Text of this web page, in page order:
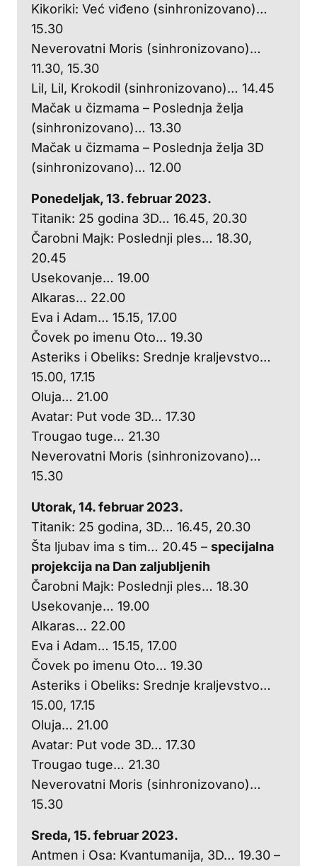
Kikoriki: Već viđeno (sinhronizovano)…
15.30
Neverovatni Moris (sinhronizovano)…
11.30, 15.30
Lil, Lil, Krokodil (sinhronizovano)… 14.45
Mačak u čizmama – Poslednja želja
(sinhronizovano)… 13.30
Mačak u čizmama – Poslednja želja 3D
(sinhronizovano)… 12.00
Ponedeljak, 13. februar 2023.
Titanik: 25 godina 3D… 16.45, 20.30
Čarobni Majk: Poslednji ples… 18.30,
20.45
Usekovanje… 19.00
Alkaras… 22.00
Eva i Adam… 15.15, 17.00
Čovek po imenu Oto… 19.30
Asteriks i Obeliks: Srednje kraljevstvo…
15.00, 17.15
Oluja… 21.00
Avatar: Put vode 3D… 17.30
Trougao tuge… 21.30
Neverovatni Moris (sinhronizovano)…
15.30
Utorak, 14. februar 2023.
Titanik: 25 godina, 3D… 16.45, 20.30
Šta ljubav ima s tim… 20.45 – specijalna
projekcija na Dan zaljubljenih
Čarobni Majk: Poslednji ples… 18.30
Usekovanje… 19.00
Alkaras… 22.00
Eva i Adam… 15.15, 17.00
Čovek po imenu Oto… 19.30
Asteriks i Obeliks: Srednje kraljevstvo…
15.00, 17.15
Oluja… 21.00
Avatar: Put vode 3D… 17.30
Trougao tuge… 21.30
Neverovatni Moris (sinhronizovano)…
15.30
Sreda, 15. februar 2023.
Antmen i Osa: Kvantumanija, 3D… 19.30 –